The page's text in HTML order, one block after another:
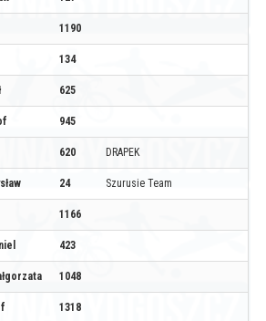
1190
134
625
945
620 DRAPEK
24 Szurusie Team
1166
423
1048
1318